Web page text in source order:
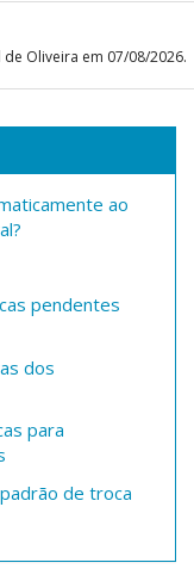
Oliveira em 07/08/2026.
ao
pendentes
dos
para
de troca